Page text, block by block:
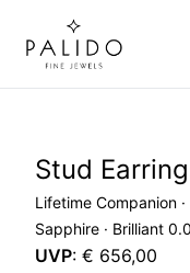
Stud
Lifetime Companion
Sapphire · Brilliant
UVP: € 656,00